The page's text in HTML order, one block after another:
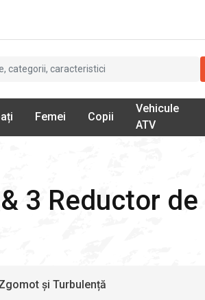
Femei Copii
Vehicule
ATV
3 Reductor
și Turbulență